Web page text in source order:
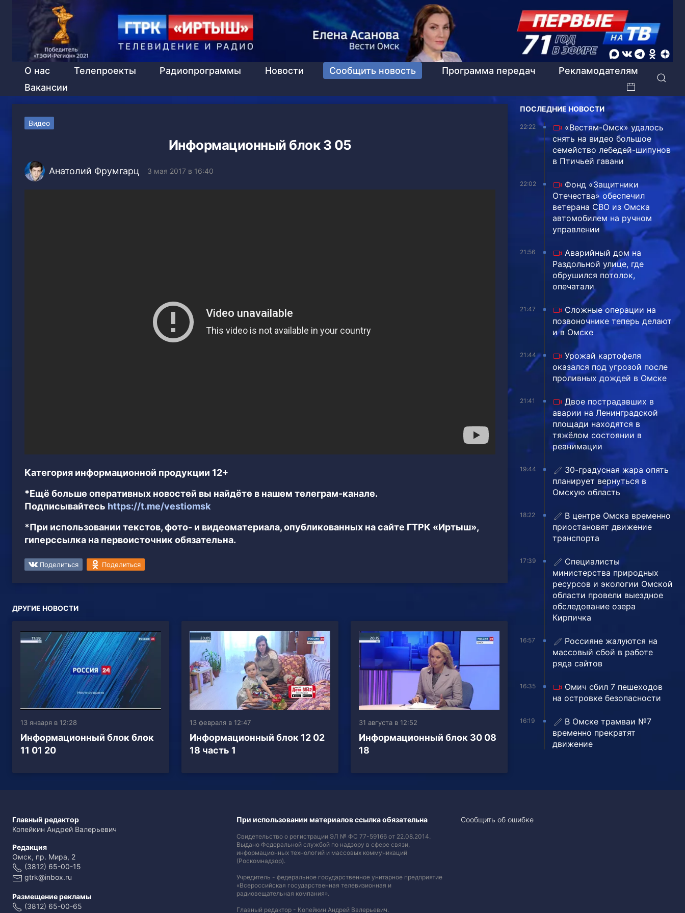
О нас Телепроекты Радиопрограммы Новости Сообщить новость Программа передач
Рекламодателям
Вакансии
Видео
Информационный блок 3 05
Анатолий Фрумгарц 3 мая 2017 в 16:40
Категория информационной продукции 12+
*Ещё больше оперативных новостей вы найдёте в нашем телеграм-канале.
Подписывайтесь https://t.me/vestiomsk
*При использовании текстов, фото- и видеоматериала, опубликованных на сайте ГТРК «Иртыш»,
гиперссылка на первоисточник обязательна.
Поделиться Поделиться
ДРУГИЕ НОВОСТИ
13 января в 12:28
Информационный блок блок
11 01 20
13 февраля в 12:47
Информационный блок 12 02
18 часть 1
31 августа в 12:52
Информационный блок 30 08
18
ПОСЛЕДНИЕ НОВОСТИ
22:22
«Вестям-Омск» удалось
снять на видео большое
семейство лебедей-шипунов
в Птичьей гавани
22:02
Фонд «Защитники
Отечества» обеспечил
ветерана СВО из Омска
автомобилем на ручном
управлении
21:56
Аварийный дом на
Раздольной улице, где
обрушился потолок,
опечатали
21:47
Сложные операции на
позвоночнике теперь делают
и в Омске
21:44
Урожай картофеля
оказался под угрозой после
проливных дождей в Омске
21:41
Двое пострадавших в
аварии на Ленинградской
площади находятся в
тяжёлом состоянии в
реанимации
19:44
30-градусная жара опять
планирует вернуться в
Омскую область
18:22
В центре Омска временно
приостановят движение
транспорта
17:39
Специалисты
министерства природных
ресурсов и экологии Омской
области провели выездное
обследование озера
Кирпичка
16:57
Россияне жалуются на
массовый сбой в работе
ряда сайтов
16:35
Омич сбил 7 пешеходов
на островке безопасности
16:19
В Омске трамваи №7
временно прекратят
движение
Главный редактор
Копейкин Андрей Валерьевич
Редакция
Омск, пр. Мира, 2
(3812) 65-00-15
gtrk@inbox.ru
Размещение рекламы
(3812) 65-00-65
При использовании материалов ссылка обязательна
Свидетельство о регистрации ЭЛ № ФС 77-59166 от 22.08.2014.
Выдано Федеральной службой по надзору в сфере связи,
информационных технологий и массовых коммуникаций
(Роскомнадзор).
Учредитель - федеральное государственное унитарное предприятие
«Всероссийская государственная телевизионная и
радиовещательная компания».
Главный редактор - Копейкин Андрей Валерьевич.
Сообщить об ошибке